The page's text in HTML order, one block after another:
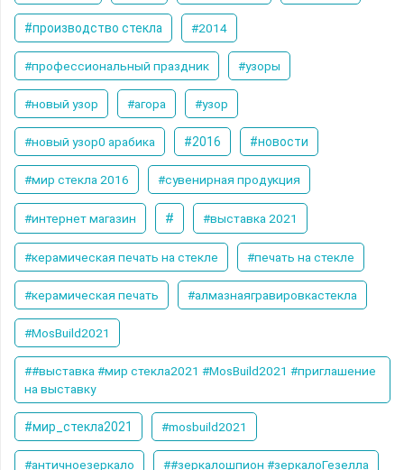
#производство стекла #2014
#профессиональный праздник #узоры
#новый узор #агора #узор
#новый узор0 арабика #2016 #новости
#мир стекла 2016 #сувенирная продукция
#интернет магазин # #выставка 2021
#керамическая печать на стекле #печать на стекле
#керамическая печать #алмазнаягравировкастекла
#MosBuild2021
##выставка #мир стекла2021 #MosBuild2021 #приглашение
на выставку
#мир_стекла2021 #mosbuild2021
#античноезеркало ##зеркалошпион #зеркалоГезелла